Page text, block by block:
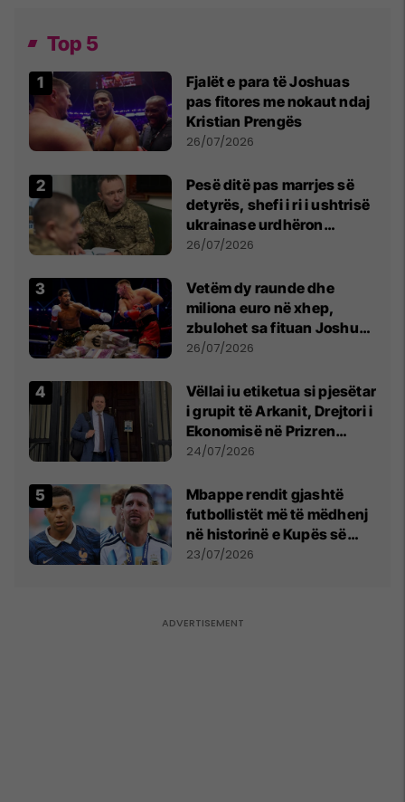
Top 5
Fjalët e para të Joshuas
pas fitores me nokaut ndaj
Kristian Prengës
26/07/2026
Pesë ditë pas marrjes së
detyrës, shefi i ri i ushtrisë
ukrainase urdhëron
kontroll të madh
26/07/2026
Vetëm dy raunde dhe
miliona euro në xhep,
zbulohet sa fituan Joshua
e Prenga
26/07/2026
Vëllai iu etiketua si pjesëtar
i grupit të Arkanit, Drejtori i
Ekonomisë në Prizren
mohon pretendimet
24/07/2026
Mbappe rendit gjashtë
futbollistët më të mëdhenj
në historinë e Kupës së
Botës, Messi mbetet i dyti
23/07/2026